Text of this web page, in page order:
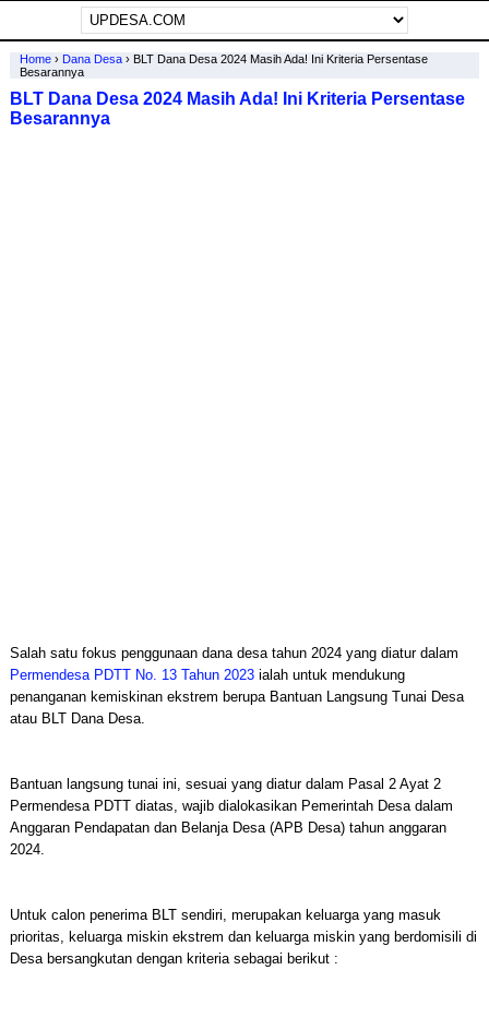
Home› Dana Desa› BLT Dana Desa 2024 Masih Ada! Ini Kriteria Persentase
Besarannya
BLT Dana Desa 2024 Masih Ada! Ini Kriteria Persentase
Besarannya
Salah satu fokus penggunaan dana desa tahun 2024 yang diatur dalam
Permendesa PDTT No. 13 Tahun 2023ialah untuk mendukung
penanganan kemiskinan ekstrem berupa Bantuan Langsung Tunai Desa
atau BLT Dana Desa.
Bantuan langsung tunai ini, sesuai yang diatur dalam Pasal 2 Ayat 2
Permendesa PDTT diatas, wajib dialokasikan Pemerintah Desa dalam
Anggaran Pendapatan dan Belanja Desa (APB Desa) tahun anggaran
2024.
Untuk calon penerima BLT sendiri, merupakan keluarga yang masuk
prioritas, keluarga miskin ekstrem dan keluarga miskin yang berdomisili di
Desa bersangkutan dengan kriteria sebagai berikut :